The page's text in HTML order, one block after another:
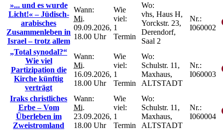
»... und es wurde
Licht!« – Jüdisch-
arabisches
Zusammenleben in
Israel – trotz allem
Wann:
Mi.
09.09.2026,
18.00 Uhr
Wie
viel:
1
Termin
Wo:
vhs, Haus H,
Yorckstr. 23,
Derendorf,
Saal 2
Nr.:
I060002
„Total synodal?“
Wie viel
Partizipation die
Kirche künftig
verträgt
Wann:
Mi.
16.09.2026,
18.00 Uhr
Wie
viel:
1
Termin
Wo:
Schulstr. 11,
Maxhaus,
ALTSTADT
Nr.:
I060003
Iraks christliches
Erbe – Vom
Überleben im
Zweistromland
Wann:
Mi.
23.09.2026,
18.00 Uhr
Wie
viel:
1
Termin
Wo:
Schulstr. 11,
Maxhaus,
ALTSTADT
Nr.:
I060004